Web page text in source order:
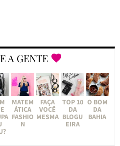
A GENTE
MATEM
ÁTICA
FASHIO
N
FAÇA
VOCÊ
MESMA
TOP 10
DA
BLOGU
EIRA
O BOM
DA
BAHIA